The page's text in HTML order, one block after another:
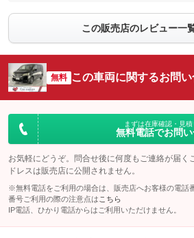
この販売店のレビュー一
無料 この車両に関するお問
まずは在庫確認・見
無料電話でお問
お気軽にどうぞ。問合せ後に何度もご連絡が届く
ドレスは販売店に公開されません。
※無料電話をご利用の場合は、販売店へお客様の電話
番号ご利用の際の注意点は こちら
IP電話、ひかり電話からはご利用いただけません。